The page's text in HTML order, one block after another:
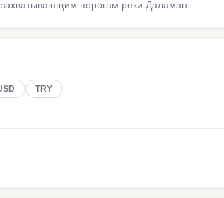
порогам реки Даламан
TRY